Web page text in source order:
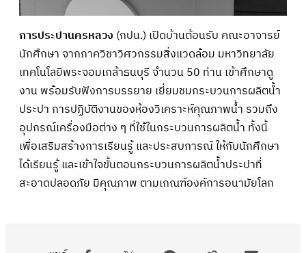
การประปานครหลวง (กปน.) เปิดบ้านต้อนรับ คณะอาจารย์
นักศึกษา จากภาควิชาวิศวกรรมสิ่งแวดล้อม มหาวิทยาลัย
เทคโนโลยีพระจอมเกล้าธนบุรี จำนวน 50 ท่าน เข้าศึกษาดู
งาน พร้อมรับฟังการบรรยาย เยี่ยมชมกระบวนการผลิตน้ำ
ประปา การปฏิบัติงานของห้องวิเคราะห์คุณภาพน้ำ รวมถึง
อุปกรณ์เครื่องมือต่าง ๆ ที่ใช้ในกระบวนการผลิตน้ำ ทั้งนี้
เพื่อเสริมสร้างการเรียนรู้ และประสบการณ์ ให้กับนักศึกษา
ได้เรียนรู้ และเข้าใจขั้นตอนกระบวนการผลิตน้ำประปาที่
สะอาดปลอดภัย มีคุณภาพ ตามเกณฑ์องค์การอนามัยโลก